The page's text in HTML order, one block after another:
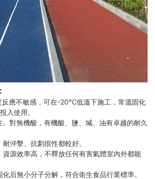
反應不敏感，可在-20℃低溫下施工，常溫固化
入使用。
對無機酸，有機酸、鹽、堿、油有卓越的耐久
沖擊、抗劃痕性都較好。
源效率高，不釋放任何有害氣體室內外都能
后無小分子分解，符合衛生食品行業標準。